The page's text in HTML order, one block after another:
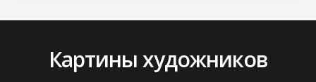
Картины художников